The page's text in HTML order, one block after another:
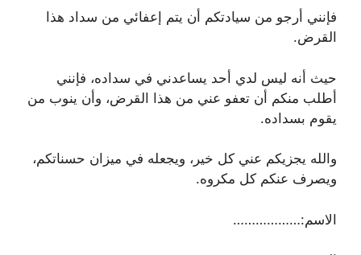
فإنني أرجو من سيادتكم أن يتم إعفائي من سداد هذا
القرض.
حيث أنه ليس لدي أحد يساعدني في سداده، فإنني
أطلب منكم أن تعفو عني من هذا القرض، وأن ينوب من
يقوم بسداده.
والله يجزيكم عني كل خير، ويجعله في ميزان حسناتكم،
ويصرف عنكم كل مكروه.
الاسم:………………